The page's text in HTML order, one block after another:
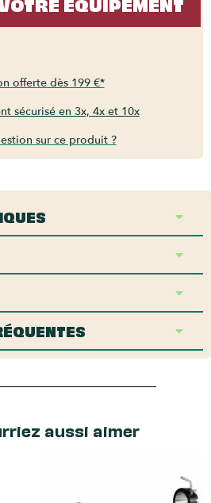
offerte dès 199 €*
sécurisé en 3x, 4x et 10x
sur ce produit ?
aussi aimer